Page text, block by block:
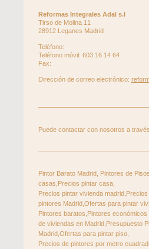
Reformas Integrales Adal s.l
Tirso de Molina 11
28912 Leganes Madrid
Teléfono:
Teléfono móvil: 603 16 14 64
Fax:
Dirección de correo electrónico:
Puede contactar con nosotros a
Pintor Barato Madrid, Pintores de
casas,Precios pintar casa,
Precios pintar vivienda
pintores Madrid,Ofertas para pintar
Pintores baratos,Pintores
de viviendas en Madrid,Presupuesto
Madrid,Ofertas para pintar piso,
Precios de pintores por metro